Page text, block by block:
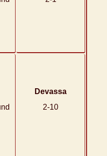
Devassa
2-10